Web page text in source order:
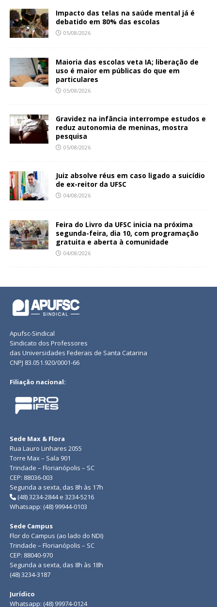
Impacto das telas na saúde mental já é
debatido em 80% das escolas
05/08/2026
Maioria das escolas veta IA; liberação de
uso é maior em públicas do que em
particulares
05/08/2026
Gravidez na infância interrompe estudos e
reduz autonomia de meninas, mostra
pesquisa
05/08/2026
Juiz absolve réus em caso ligado a suicídio
de ex-reitor da UFSC
04/08/2026
Feira do Livro da UFSC inicia na próxima
segunda-feira, dia 10, com programação
gratuita e aberta à comunidade
04/08/2026
Apufsc-Sindical
Sindicato dos Professores
das Universidades Federais de Santa Catarina
CNPJ 83.051.920/0001-66
Filiação nacional:
Sede Max & Flora
Rua Lauro Linhares 2055
Torre Max – Sala 901
Trindade – Florianópolis – SC
CEP: 88036-003
Segunda a sexta, das 8h às 17h
(48) 3234-2844 e 3234-5216
Whatsapp: (48) 99944-0103
Sede Campus
Flor do Campus (ao lado do NDI)
Trindade – Florianópolis – SC
CEP: 88040-970
Segunda a sexta, das 8h às 18h
(48) 3234-3187
Jurídico
Whatsapp: (48) 99974-0124